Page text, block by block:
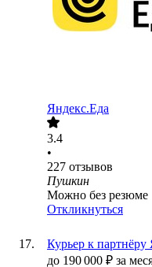
Яндекс.Еда
3.4
•
227 отзывов
Пушкин
Можно без резюме
Откликнуться
Курьер к партнёру
до 190 000 ₽ за